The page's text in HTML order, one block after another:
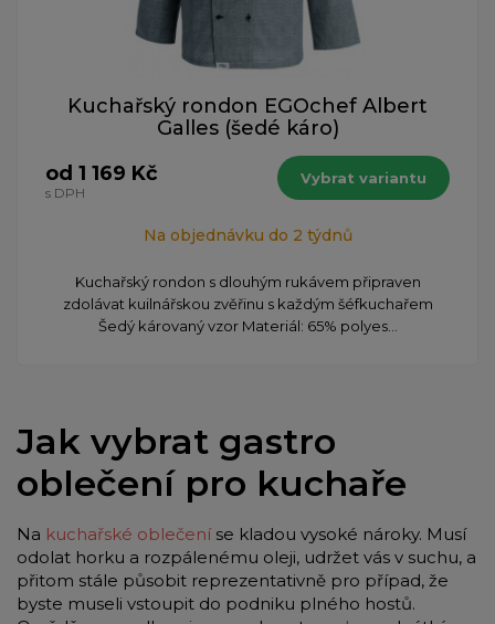
Kuchařský rondon EGOchef Albert
Galles (šedé káro)
od 1 169 Kč
s DPH
Vybrat variantu
Na objednávku do 2 týdnů
​Kuchařský rondon s dlouhým rukávem připraven
zdolávat kuilnářskou zvěřinu s každým šéfkuchařem
Šedý károvaný vzor Materiál: 65% polyes...
Jak vybrat gastro
oblečení pro kuchaře
Na kuchařské oblečeníse kladou vysoké nároky. Musí
odolat horku a rozpálenému oleji, udržet vás v suchu, a
přitom stále působit reprezentativně pro případ, že
byste museli vstoupit do podniku plného hostů.